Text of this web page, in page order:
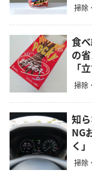
掃除
食
の
「
掃除
知
NG
く」
掃除